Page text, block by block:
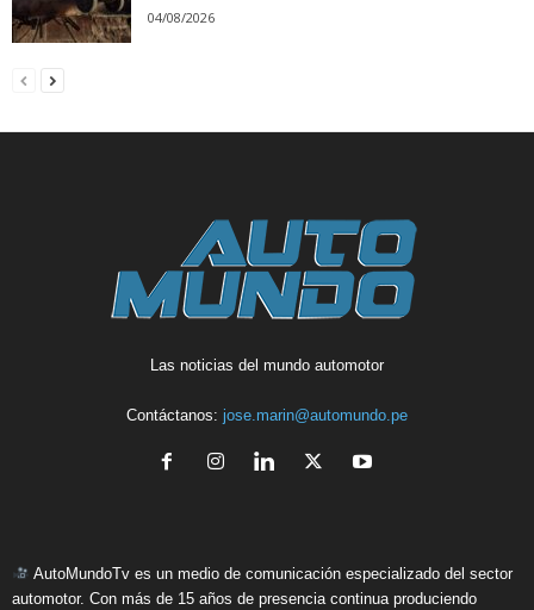
04/08/2026
Las noticias del mundo automotor
Contáctanos: jose.marin@automundo.pe
AutoMundoTv es un medio de comunicación especializado del sector
automotor. Con más de 15 años de presencia continua produciendo